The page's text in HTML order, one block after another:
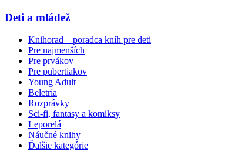
Deti a mládež
Knihorad – poradca kníh pre deti
Pre najmenších
Pre prvákov
Pre pubertiakov
Young Adult
Beletria
Rozprávky
Sci-fi, fantasy a komiksy
Leporelá
Náučné knihy
Ďalšie kategórie